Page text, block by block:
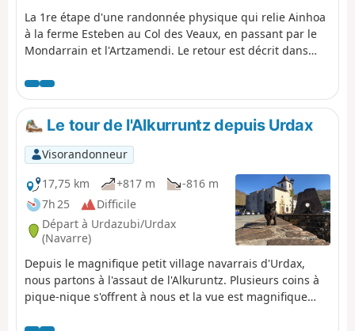
La 1re étape d'une randonnée physique qui relie Ainhoa
à la ferme Esteben au Col des Veaux, en passant par le
Mondarrain et l'Artzamendi. Le retour est décrit dans
360° offerts par les différents sommets gravis durant
cette randonnée, vous pourrez également rencontrer de
nombreux rapaces, chevaux, brebis, et vaches, qui se
promènent en liberté.
Le tour de l'Alkurruntz depuis Urdax
Visorandonneur
17,75 km
+817 m
-816 m
7h 25
Difficile
Départ à Urdazubi/Urdax
(Navarre)
Depuis le magnifique petit village navarrais d'Urdax,
nous partons à l'assaut de l'Alkuruntz. Plusieurs coins à
pique-nique s'offrent à nous et la vue est magnifique